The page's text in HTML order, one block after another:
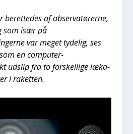
beret­te­des af obser­va­tø­rer­ne,
som især på
var meget tyde­lig, ses
en com­pu­ter-
uds­lip fra to for­skel­li­ge læka­
i raket­ten.